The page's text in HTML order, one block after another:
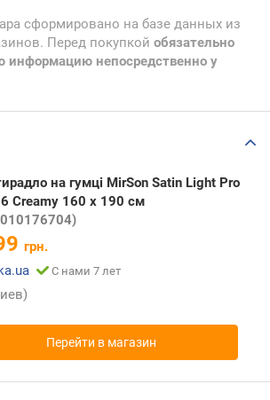
сформировано на базе данных из
Перед покупкой обязательно
информацию непосредственно у
на гумці MirSon Satin Light Pro
Creamy 160 х 190 см
грн.
С нами 7 лет
Перейти в магазин